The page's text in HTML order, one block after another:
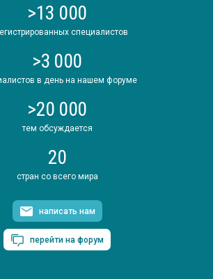
>13 000
специалистов
>3 000
в день на нашем форуме
>20 000
тем обсуждается
20
стран со всего мира
написать нам
перейти на форум